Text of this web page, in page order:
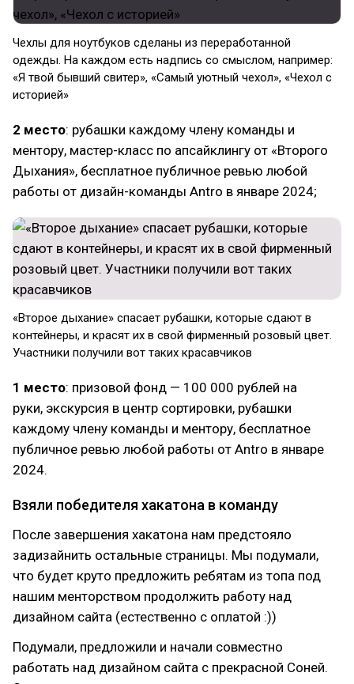
Чехлы для ноутбуков сделаны из переработанной
одежды. На каждом есть надпись со смыслом, например:
«Я твой бывший свитер», «Самый уютный чехол», «Чехол с
историей»
2 место: рубашки каждому члену команды и
ментору, мастер-класс по апсайклингу от «Второго
Дыхания», бесплатное публичное ревью любой
работы от дизайн-команды Antro в январе 2024;
«Второе дыхание» спасает рубашки, которые сдают в
контейнеры, и красят их в свой фирменный розовый цвет.
Участники получили вот таких красавчиков
1 место: призовой фонд — 100 000 рублей на
руки, экскурсия в центр сортировки, рубашки
каждому члену команды и ментору, бесплатное
публичное ревью любой работы от Antro в январе
2024.
Взяли победителя хакатона в команду
После завершения хакатона нам предстояло
задизайнить остальные страницы. Мы подумали,
что будет круто предложить ребятам из топа под
нашим менторством продолжить работу над
дизайном сайта (естественно с оплатой :))
Подумали, предложили и начали совместно
работать над дизайном сайта с прекрасной Соней.